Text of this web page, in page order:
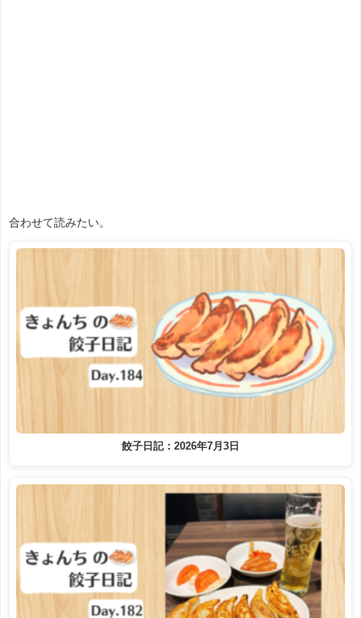
合わせて読みたい。
餃子日記：2026年7月3日